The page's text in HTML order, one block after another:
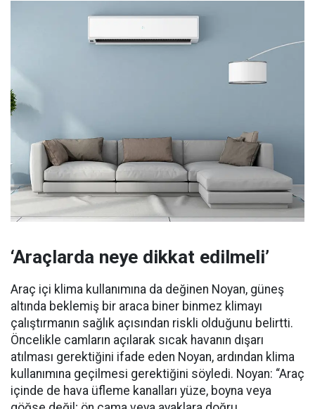
‘Araçlarda neye dikkat edilmeli’
Araç içi klima kullanımına da değinen Noyan, güneş
altında beklemiş bir araca biner binmez klimayı
çalıştırmanın sağlık açısından riskli olduğunu belirtti.
Öncelikle camların açılarak sıcak havanın dışarı
atılması gerektiğini ifade eden Noyan, ardından klima
kullanımına geçilmesi gerektiğini söyledi. Noyan: “Araç
içinde de hava üfleme kanalları yüze, boyna veya